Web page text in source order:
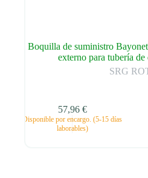
Boquilla de suministro
externo para tubería
SRG
57,96 €
Disponible por encargo. (5-15 días
laborables)